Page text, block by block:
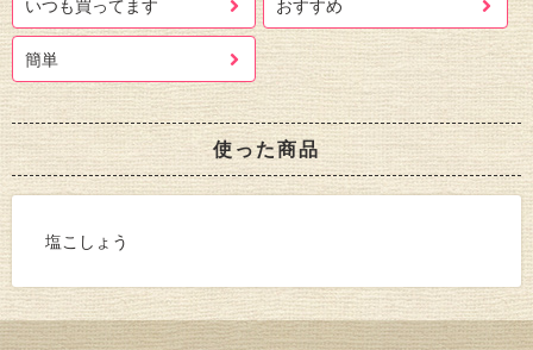
いつも買ってます おすすめ
簡単
使った商品
塩こしょう